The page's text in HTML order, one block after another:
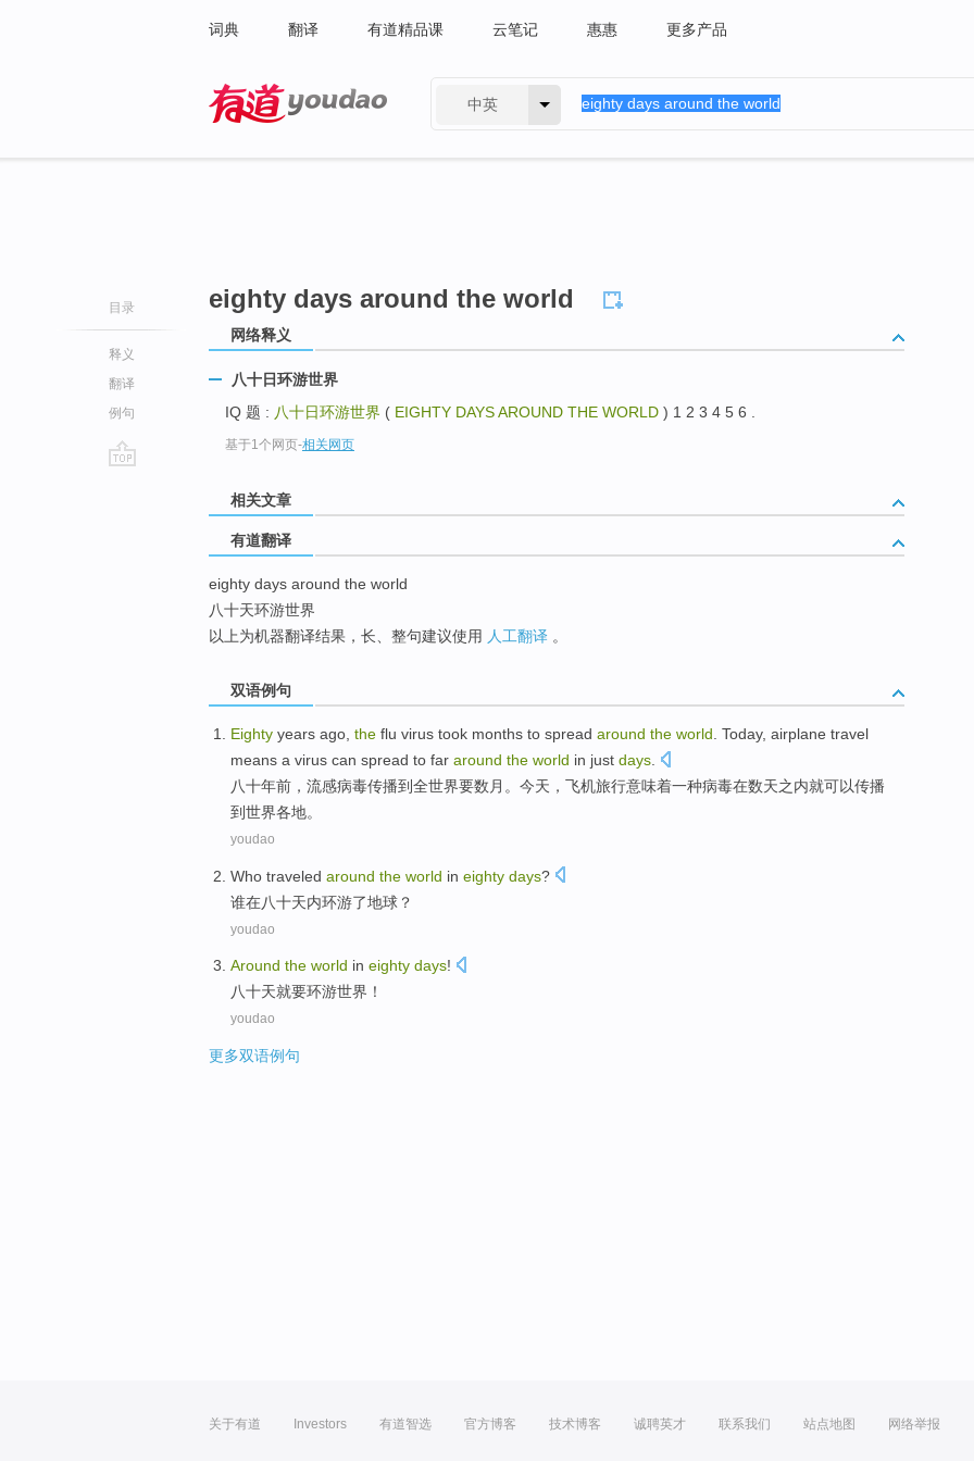
词典 翻译 有道精品课 云笔记 惠惠 更多产品
中英
目录
释义
翻译
例句
eighty days around the world
网络释义
八十日环游世界
IQ 题 : 八十日环游世界 ( EIGHTY DAYS AROUND THE WORLD ) 1 2 3 4 5 6 .
基于1个网页-相关网页
相关文章
有道翻译
eighty days around the world
八十天环游世界
以上为机器翻译结果，长、整句建议使用 人工翻译 。
双语例句
Eighty years ago the flu virus took months to spread around the world Today, airplane travel
means a virus can spread to far around the world in just days
八十年前 ， 流感病毒传播到全世界要数月 。 今天 ， 飞机旅行意味着一种病毒在数天之内就可以传播
到世界各地。
youdao
Who traveled around the world in eighty days?
谁在八十天内环游了地球 ？
youdao
Around the world in eighty days!
八十天就要环游世界 ！
youdao
更多双语例句
关于有道 Investors 有道智选 官方博客 技术博客 诚聘英才 联系我们 站点地图 网络举报